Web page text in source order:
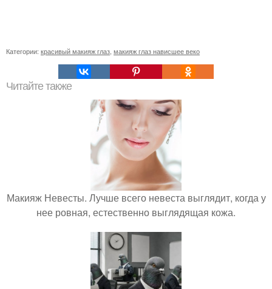
Категории: красивый макияж глаз макияж глаз нависшее веко
Читайте также
Макияж Невесты. Лучше всего невеста выглядит, когда у
нее ровная, естественно выглядящая кожа.